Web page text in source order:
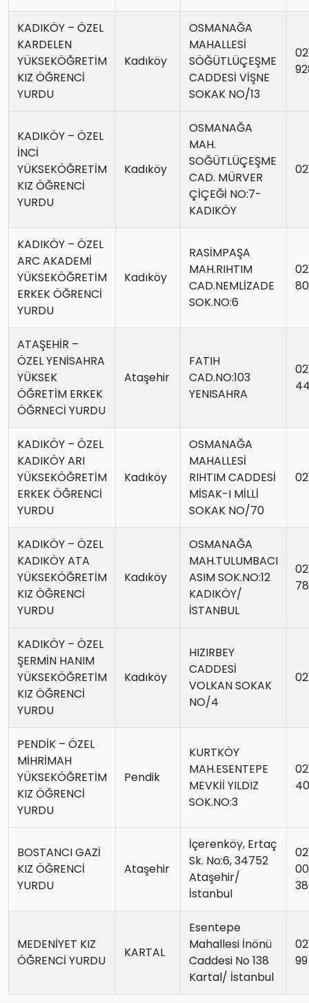
KADIKÖY – ÖZEL
KARDELEN
YÜKSEKÖĞRETİM
KIZ ÖĞRENCİ
YURDU
Kadıköy
OSMANAĞA
MAHALLESİ
SÖĞÜTLÜÇEŞME
CADDESİ VİŞNE
SOKAK NO/13
KADIKÖY – ÖZEL
İNCİ
YÜKSEKÖĞRETİM
KIZ ÖĞRENCİ
YURDU
Kadıköy
OSMANAĞA
MAH.
SOĞÜTLÜÇEŞME
CAD. MÜRVER
ÇİÇEĞİ NO:7-
KADIKÖY
KADIKÖY – ÖZEL
ARC AKADEMİ
YÜKSEKÖĞRETİM
ERKEK ÖĞRENCİ
YURDU
Kadıköy
RASİMPAŞA
MAH.RIHTIM
CAD.NEMLİZADE
SOK.NO:6
ATAŞEHİR –
ÖZEL YENİSAHRA
YÜKSEK
ÖĞRETİM ERKEK
ÖĞRNECİ YURDU
Ataşehir
FATIH
CAD.NO:103
YENISAHRA
KADIKÖY – ÖZEL
KADIKÖY ARI
YÜKSEKÖĞRETİM
ERKEK ÖĞRENCİ
YURDU
Kadıköy
OSMANAĞA
MAHALLESİ
RIHTIM CADDESİ
MİSAK-I MİLLİ
SOKAK NO/70
KADIKÖY – ÖZEL
KADIKÖY ATA
YÜKSEKÖĞRETİM
KIZ ÖĞRENCİ
YURDU
Kadıköy
OSMANAĞA
MAH.TULUMBACI
ASIM SOK.NO:12
KADIKÖY/
İSTANBUL
KADIKÖY – ÖZEL
ŞERMİN HANIM
YÜKSEKÖĞRETİM
KIZ ÖĞRENCİ
YURDU
Kadıköy
HIZIRBEY
CADDESİ
VOLKAN SOKAK
NO/4
PENDİK – ÖZEL
MİHRİMAH
YÜKSEKÖĞRETİM
KIZ ÖĞRENCİ
YURDU
Pendik
KURTKÖY
MAH.ESENTEPE
MEVKİİ YILDIZ
SOK.NO:3
BOSTANCI GAZİ
KIZ ÖĞRENCİ
YURDU
Ataşehir
İçerenköy, Ertaç
Sk. No:6, 34752
Ataşehir/
İstanbul
MEDENİYET KIZ
ÖĞRENCİ YURDU
KARTAL
Esentepe
Mahallesi İnönü
Caddesi No 138
Kartal/ İstanbul
99